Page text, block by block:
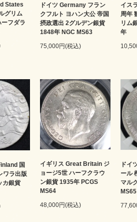
States
グリム
フダラ
ドイツ Germany フラン
クフルト ヨハン大公 帝国
摂政選出 2グルデン銀貨
1848年 NGC MS63
75,000円(税込)
イス
周年
リム
年
国
ワラ出版
カ銀貨
イギリス Great Britain ジ
ョージ5世 ハーフクラウ
ン銀貨 1935年 PCGS
MS64
48,000円(税込)
ドイ
ール
マル
MS65